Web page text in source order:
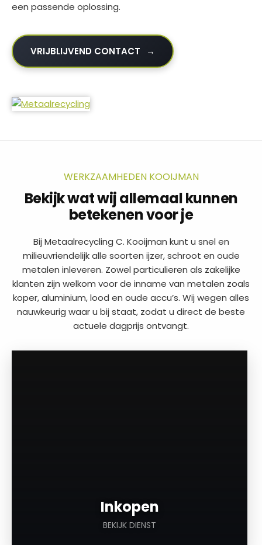
een passende oplossing.
VRIJBLIJVEND CONTACT
WERKZAAMHEDEN KOOIJMAN
Bekijk wat wij allemaal kunnen
betekenen voor je
Bij Metaalrecycling C. Kooijman kunt u snel en
milieuvriendelijk alle soorten ijzer, schroot en oude
metalen inleveren. Zowel particulieren als zakelijke
klanten zijn welkom voor de inname van metalen zoals
koper, aluminium, lood en oude accu’s. Wij wegen alles
nauwkeurig waar u bij staat, zodat u direct de beste
actuele dagprijs ontvangt.
Inkopen
BEKIJK DIENST